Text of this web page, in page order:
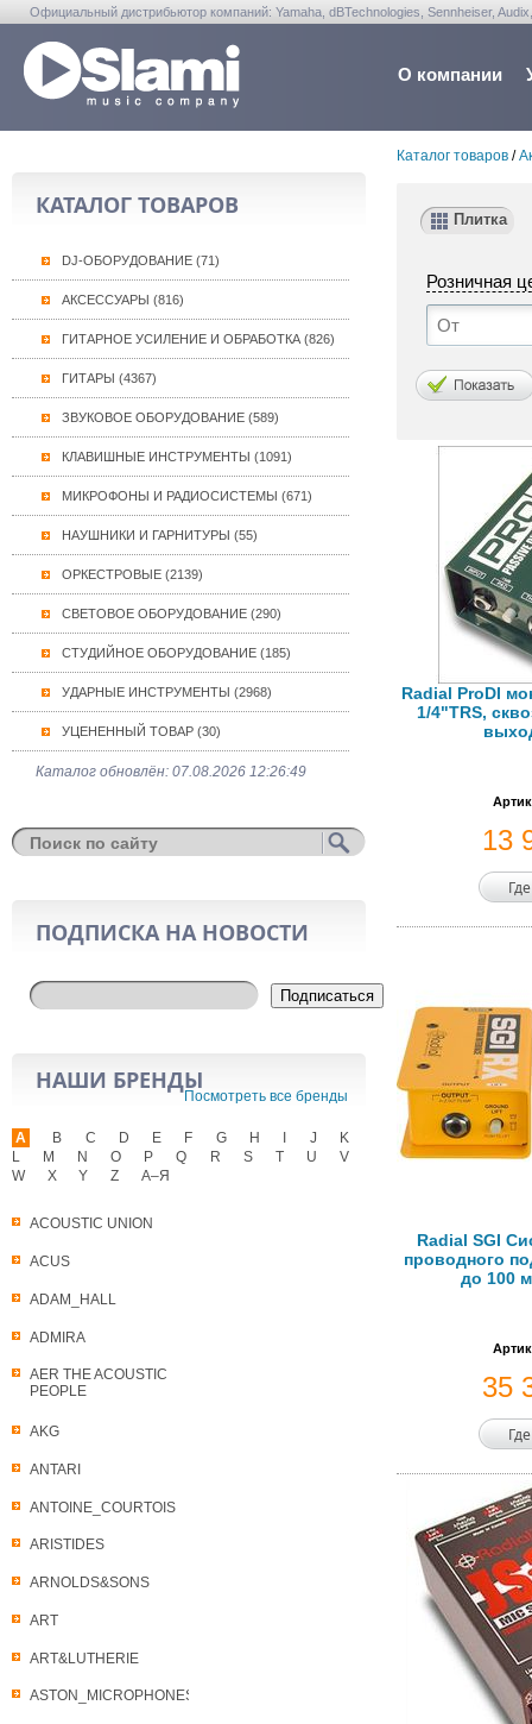
Официальный дистрибьютор компаний: Yamaha, dBTechnologies, Sennheiser,
О компании
КАТАЛОГ ТОВАРОВ
DJ-ОБОРУДОВАНИЕ (71)
АКСЕССУАРЫ (816)
ГИТАРНОЕ УСИЛЕНИЕ И ОБРАБОТКА (826)
ГИТАРЫ (4367)
ЗВУКОВОЕ ОБОРУДОВАНИЕ (589)
КЛАВИШНЫЕ ИНСТРУМЕНТЫ (1091)
МИКРОФОНЫ И РАДИОСИСТЕМЫ (671)
НАУШНИКИ И ГАРНИТУРЫ (55)
ОРКЕСТРОВЫЕ (2139)
СВЕТОВОЕ ОБОРУДОВАНИЕ (290)
СТУДИЙНОЕ ОБОРУДОВАНИЕ (185)
УДАРНЫЕ ИНСТРУМЕНТЫ (2968)
УЦЕНЕННЫЙ ТОВАР (30)
Каталог обновлён: 07.08.2026 12:26:49
ПОДПИСКА НА НОВОСТИ
Подписаться
НАШИ БРЕНДЫ
Посмотреть все бренды
A
ACOUSTIC UNION
ACUS
ADAM_HALL
ADMIRA
AER THE ACOUSTIC
PEOPLE
AKG
ANTARI
ANTOINE_COURTOIS
ARISTIDES
ARNOLDS&SONS
ART
ART&LUTHERIE
ASTON_MICROPHONES
B C D E F G H J
K
L
M N O P Q R S T U
V
W
X Y Z А–Я
Каталог товаров/
Плитка
Розничная
Radial ProDI
1/4"TRS,
13
Radial SGI
проводного
до 100
35